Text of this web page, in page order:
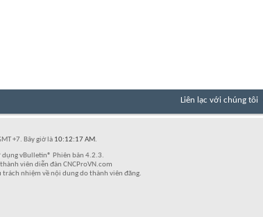
Liên lạc với chúng tôi
+7. Bây giờ là 10:12:17 AM.
dụng vBulletin® Phiên bản 4.2.3.
viên diễn đàn CNCProVN.com
trách nhiệm về nội dung do thành viên đăng.